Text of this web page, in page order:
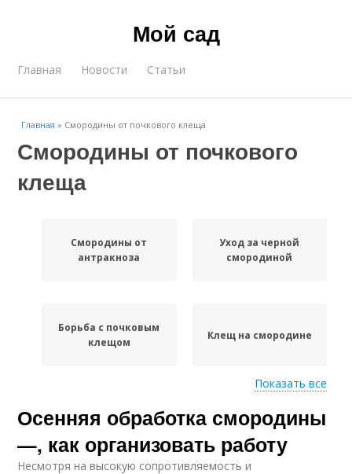
Мой сад
Главная Новости Статьи
Главная » Смородины от почкового клеща
Смородины от почкового
клеща
Смородины от
антракноза
Уход за черной
смородиной
Борьба с почковым
клещом
Клещ на смородине
Клещ в осеннее время Почковый клещ
Показать все
Осенняя обработка смородины
—, как организовать работу
Несмотря на высокую сопротивляемость и